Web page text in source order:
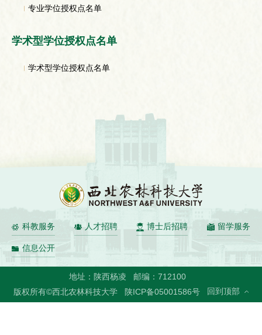
专业学位授权点名单
学术型学位授权点名单
学术型学位授权点名单
科教服务 人才招聘 博士后招聘 留学服务
信息公开
地址：陕西杨凌
邮编：712100
版权所有©西北农林科技大学
陕ICP备05001586号 回到顶部